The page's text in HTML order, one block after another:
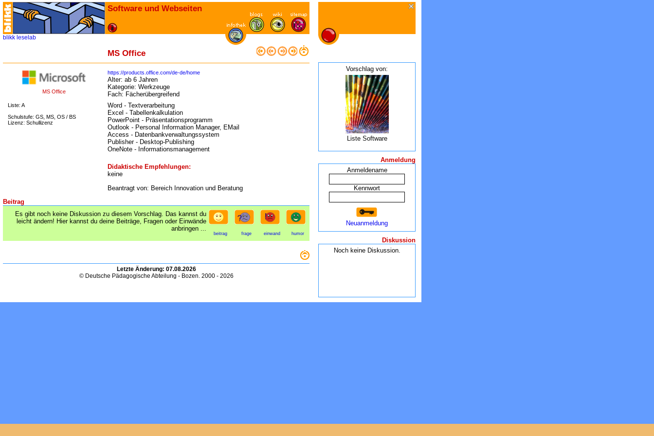
Software und Webseiten
blikk leselab
MS Office
MS Office
Liste: A
Schulstufe: GS, MS, OS / BS
Lizenz: Schullizenz
https://products.office.com/de-de/home
Alter: ab 6 Jahren
Kategorie: Werkzeuge
Fach: Fächerübergreifend
Word - Textverarbeitung
Excel - Tabellenkalkulation
PowerPoint - Präsentationsprogramm
Outlook - Personal Information Manager, EMail
Access - Datenbankverwaltungssystem
Publisher - Desktop-Publishing
OneNote - Informationsmanagement
Didaktische Empfehlungen:
keine
Beantragt von: Bereich Innovation und Beratung
Beitrag
Es gibt noch keine Diskussion zu diesem Vorschlag. Das kannst du
leicht ändern! Hier kannst du deine Beiträge, Fragen oder Einwände
anbringen ...
beitrag frage einwand humor
Letzte Änderung: 07.08.2026
© Deutsche Pädagogische Abteilung - Bozen. 2000 - 2026
Vorschlag von:
Liste Software
Anmeldung
Anmeldename
Kennwort
Neuanmeldung
Diskussion
Noch keine Diskussion.